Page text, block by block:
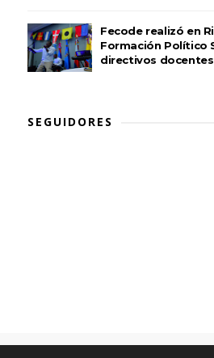
Fecode realizó en
Formación Político
directivos docentes
SEGUIDORES